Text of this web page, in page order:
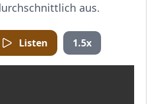
aus.
Listen 1.5x